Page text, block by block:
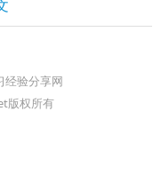
经验分享网
版权所有